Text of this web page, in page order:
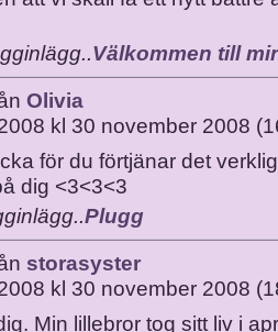
Välkommen till
Olivia
kl 30 november 2008
för du förtjänar det
dig <3<3<3
Plugg
storasyster
kl 30 november 2008
Min lillebror tog sitt liv i